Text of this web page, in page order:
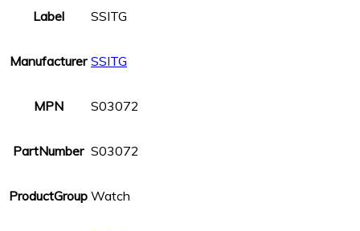
Label SSITG
Manufacturer SSITG
MPN S03072
PartNumber S03072
ProductGroup Watch